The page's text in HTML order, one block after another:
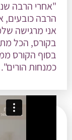
"אחרי הרבה
הרבה כובעים,
אני מרגישה
בקורס, הכל
בסוף הקורס
כמנחות הורים".